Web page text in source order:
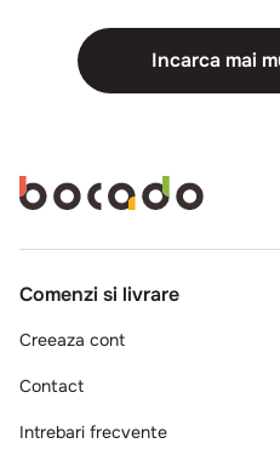
Incarca mai
Comenzi si livrare
Creeaza cont
Contact
Intrebari frecvente